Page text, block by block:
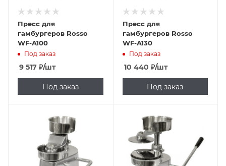
Пресс для
гамбургеров Rosso
WF-A100
Под заказ
9 517 ₽/шт
Под заказ
Пресс для
гамбургеров Rosso
WF-A130
Под заказ
10 440 ₽/шт
Под заказ